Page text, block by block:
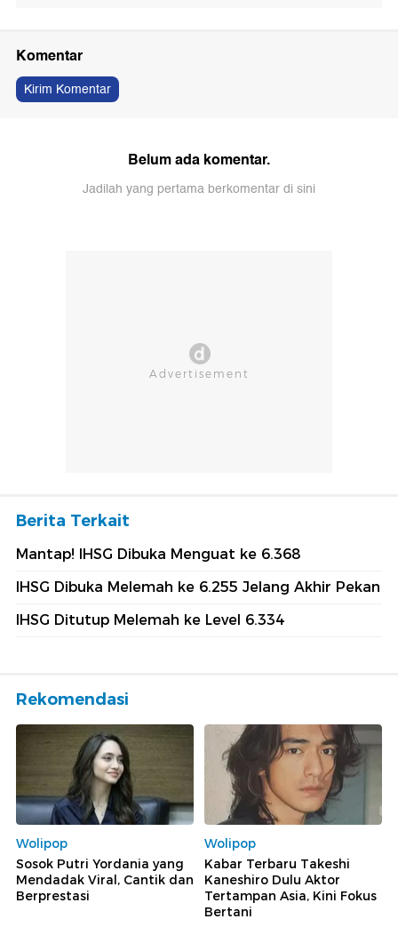
Komentar
Kirim Komentar
Belum ada komentar.
Jadilah yang pertama berkomentar di sini
Berita Terkait
Mantap! IHSG Dibuka Menguat ke 6.368
IHSG Dibuka Melemah ke 6.255 Jelang Akhir Pekan
IHSG Ditutup Melemah ke Level 6.334
Rekomendasi
Wolipop
Sosok Putri Yordania yang
Mendadak Viral, Cantik dan
Berprestasi
Wolipop
Kabar Terbaru Takeshi
Kaneshiro Dulu Aktor
Tertampan Asia, Kini Fokus
Bertani